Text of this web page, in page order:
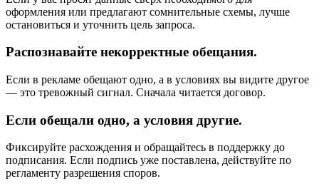
оформления или предлагают сомнительные схемы, лучше
остановиться и уточнить цель запроса.
Распознавайте некорректные обещания.
Если в рекламе обещают одно, а в условиях вы видите другое
— это тревожный сигнал. Сначала читается договор.
Если обещали одно, а условия другие.
Фиксируйте расхождения и обращайтесь в поддержку до
подписания. Если подпись уже поставлена, действуйте по
регламенту разрешения споров.